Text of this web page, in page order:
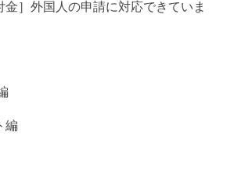
金］外国人の申請に対応できていま
編